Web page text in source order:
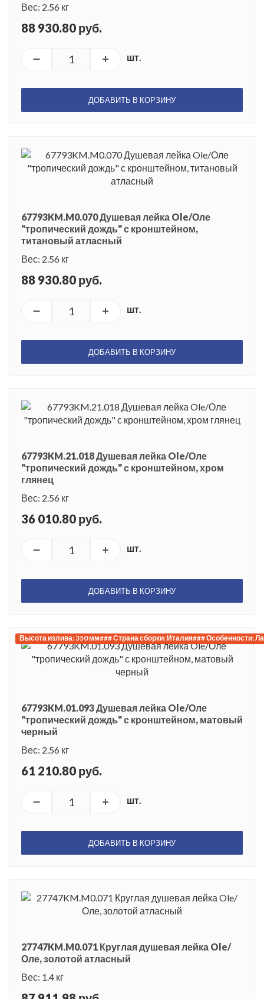
Вес: 2.56 кг
88 930.80 руб.
шт.
ДОБАВИТЬ В КОРЗИНУ
67793KM.M0.070 Душевая лейка Ole/Оле
"тропический дождь" с кронштейном,
титановый атласный
Вес: 2.56 кг
88 930.80 руб.
шт.
ДОБАВИТЬ В КОРЗИНУ
67793KM.21.018 Душевая лейка Ole/Оле
"тропический дождь" с кронштейном, хром
глянец
Вес: 2.56 кг
36 010.80 руб.
шт.
ДОБАВИТЬ В КОРЗИНУ
Высота излива: 350 мм### Страна сборки: Италия### Особенности:
67793KM.01.093 Душевая лейка Ole/Оле
"тропический дождь" с кронштейном, матовый
черный
Вес: 2.56 кг
61 210.80 руб.
шт.
ДОБАВИТЬ В КОРЗИНУ
27747KM.M0.071 Круглая душевая лейка Ole/
Оле, золотой атласный
Вес: 1.4 кг